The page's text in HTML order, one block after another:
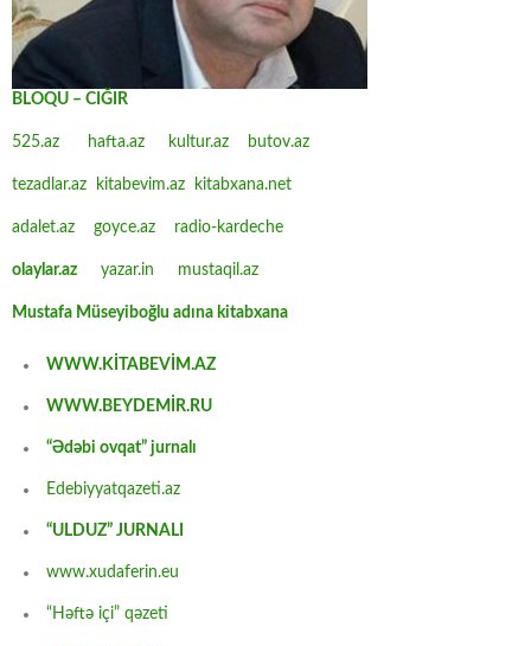
BLOQU – CIĞIR
525.az hafta.az kultur.az butov.az
tezadlar.az kitabevim.az kitabxana.net
adalet.az goyce.az radio-kardeche
olaylar.az yazar.in mustaqil.az
Mustafa Müseyiboğlu adına kitabxana
WWW.KİTABEVİM.AZ
WWW.BEYDEMİR.RU
“Ədəbi ovqat” jurnalı
Edebiyyatqazeti.az
“ULDUZ” JURNALI
www.xudaferin.eu
“Həftə içi” qəzeti